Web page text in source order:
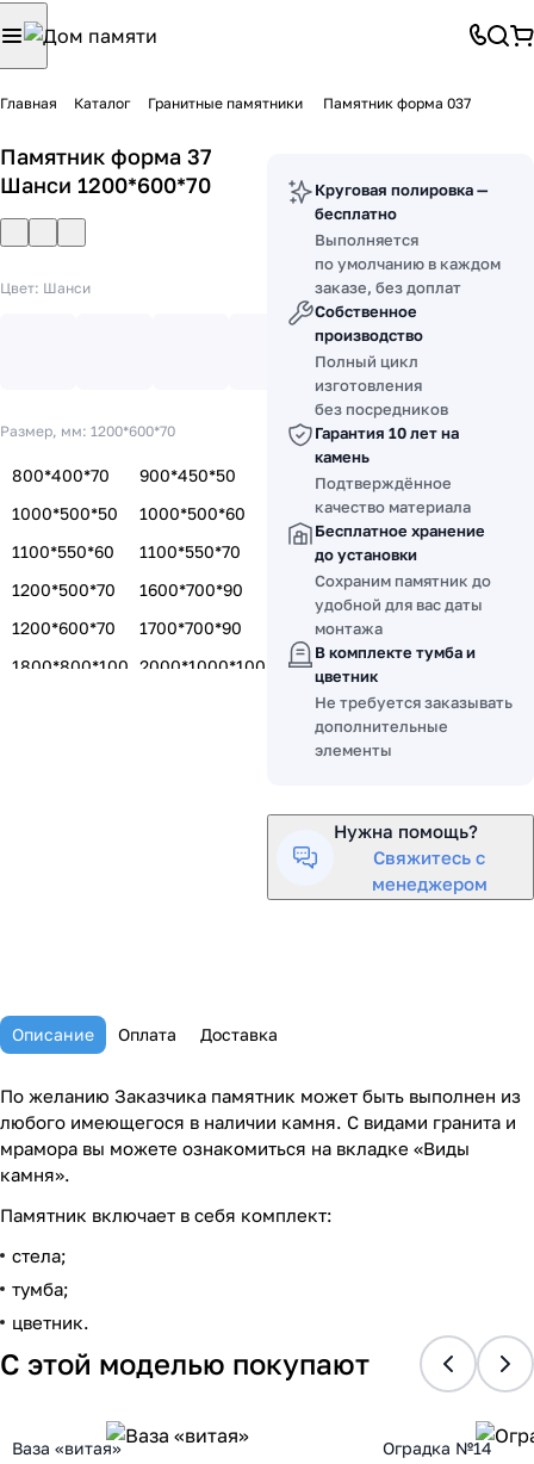
Главная Каталог Гранитные памятники Памятник форма 037
Памятник форма 37
Шанси 1200*600*70
Цвет: Шанси
Размер, мм: 1200*600*70
800*400*70
900*450*50
1000*500*50
1000*500*60
1100*550*60
1100*550*70
1200*500*70
1600*700*90
1200*600*70
1700*700*90
1800*800*100 2000*1000*100
Круговая полировка —
бесплатно
Выполняется
по умолчанию в каждом
заказе, без доплат
Собственное
производство
Полный цикл
изготовления
без посредников
Гарантия 10 лет на
камень
Подтверждённое
качество материала
Бесплатное хранение
до установки
Сохраним памятник до
удобной для вас даты
монтажа
В комплекте тумба и
цветник
Не требуется заказывать
дополнительные
элементы
Нужна помощь?
Свяжитесь с
менеджером
Описание Оплата Доставка
По желанию Заказчика памятник может быть выполнен из
любого имеющегося в наличии камня. С видами гранита и
мрамора вы можете ознакомиться на вкладке «Виды
камня».
Памятник включает в себя комплект:
стела;
тумба;
цветник.
С этой моделью покупают
Ваза «витая» Оградка №14